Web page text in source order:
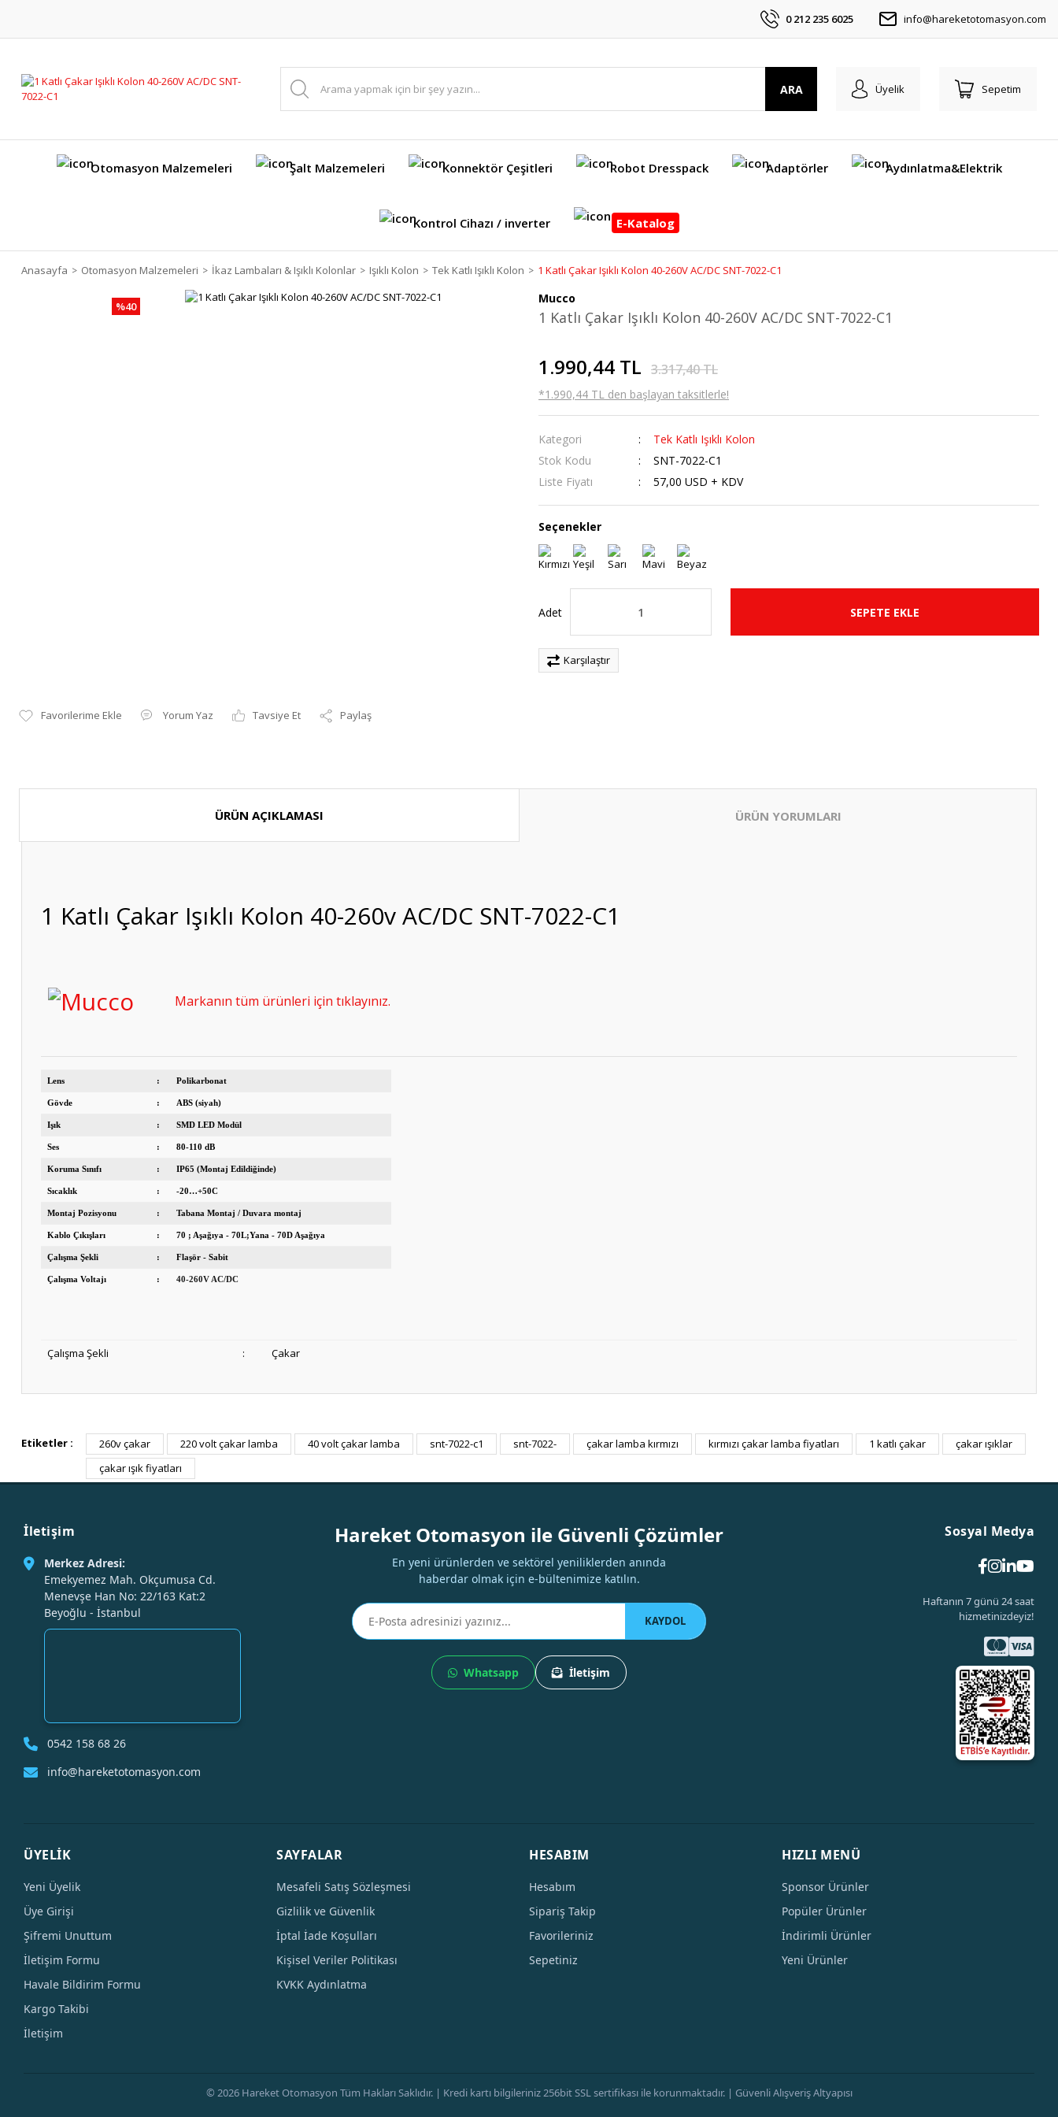
0 212 235 6025 info@hareketotomasyon.com
ARA Üyelik Sepetim
Otomasyon Malzemeleri Şalt Malzemeleri Konnektör Çeşitleri Robot Dresspack Adaptörler Aydınlatma&Elektrik
Kontrol Cihazı / inverter E-Katalog
Anasayfa Otomasyon Malzemeleri İkaz Lambaları & Işıklı Kolonlar Işıklı Kolon Tek Katlı Işıklı Kolon 1 Katlı Çakar Işıklı Kolon 40-260V AC/DC SNT-7022-C1
%40
Yorum Yaz Tavsiye Et Paylaş
Mucco
1 Katlı Çakar Işıklı Kolon 40-260V AC/DC SNT-7022-C1
1.990,44 TL 3.317,40 TL
*1.990,44 TL den başlayan taksitlerle!
Kategori
Tek Katlı Işıklı Kolon
Stok Kodu
SNT-7022-C1
Liste Fiyatı
57,00 USD + KDV
Seçenekler
Adet SEPETE EKLE
Karşılaştır
ÜRÜN AÇIKLAMASI ÜRÜN YORUMLARI
1 Katlı Çakar Işıklı Kolon 40-260v AC/DC SNT-7022-C1
Markanın tüm ürünleri için tıklayınız.
Lens : Polikarbonat
Gövde : ABS (siyah)
Işık : SMD LED Modül
Ses : 80-110 dB
Koruma Sınıfı : IP65 (Montaj Edildiğinde)
Sıcaklık : -20…+50C
Montaj Pozisyonu : Tabana Montaj / Duvara montaj
Kablo Çıkışları : 70 ; Aşağıya - 70L;Yana - 70D Aşağıya
Çalışma Şekli : Flaşör - Sabit
Çalışma Voltajı : 40-260V AC/DC
Çalışma Şekli : Çakar
Bu ürüne ilk yorumu siz yapın!
Etiketler : 260v çakar 220 volt çakar lamba 40 volt çakar lamba snt-7022-c1 snt-7022- çakar lamba kırmızı kırmızı çakar lamba fiyatları 1 katlı çakar
çakar ışıklar
çakar ışık fiyatları
İletişim
Merkez Adresi:
Emekyemez Mah. Okçumusa Cd.
Menevşe Han No: 22/163 Kat:2
Beyoğlu - İstanbul
0542 158 68 26
info@hareketotomasyon.com
Hareket Otomasyon ile Güvenli Çözümler
En yeni ürünlerden ve sektörel yeniliklerden anında
haberdar olmak için e-bültenimize katılın.
KAYDOL
Whatsapp İletişim
Sosyal Medya
Haftanın 7 günü 24 saat
hizmetinizdeyiz!
ÜYELİK
Yeni Üyelik
Üye Girişi
Şifremi Unuttum
İletişim Formu
Havale Bildirim Formu
Kargo Takibi
İletişim
SAYFALAR
Mesafeli Satış Sözleşmesi
Gizlilik ve Güvenlik
İptal İade Koşulları
Kişisel Veriler Politikası
KVKK Aydınlatma
HESABIM
Hesabım
Sipariş Takip
Favorileriniz
Sepetiniz
HIZLI MENÜ
Sponsor Ürünler
Popüler Ürünler
İndirimli Ürünler
Yeni Ürünler
© 2026 Hareket Otomasyon Tüm Hakları Saklıdır. | Kredi kartı bilgileriniz 256bit SSL sertifikası ile korunmaktadır. | Güvenli Alışveriş Altyapısı